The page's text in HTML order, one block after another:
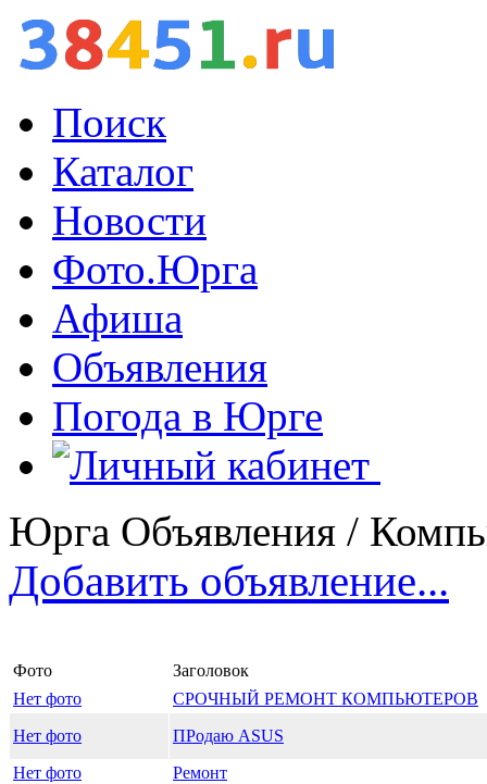
Поиск
Каталог
Новости
Фото.Юрга
Афиша
Объявления
Погода в Юрге
Юрга Объявления /
Добавить объявление...
Фото
Заголовок
Нет фото
СРОЧНЫЙ РЕМОНТ КОМПЬЮТЕРОВ
Нет фото
ПРодаю ASUS
Нет фото
Ремонт